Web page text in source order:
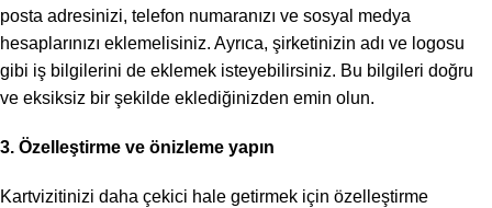
posta adresinizi, telefon numaranızı ve sosyal medya
hesaplarınızı eklemelisiniz. Ayrıca, şirketinizin adı ve logosu
gibi iş bilgilerini de eklemek isteyebilirsiniz. Bu bilgileri doğru
ve eksiksiz bir şekilde eklediğinizden emin olun.
3. Özelleştirme ve önizleme yapın
Kartvizitinizi daha çekici hale getirmek için özelleştirme